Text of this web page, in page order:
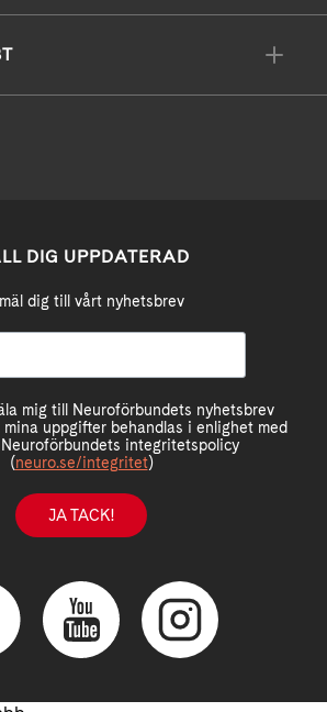
DIG UPPDATERAD
dig till vårt nyhetsbrev
mig till Neuroförbundets nyhetsbrev
uppgifter behandlas i enlighet med
Neuroförbundets integritetspolicy
(neuro.se/integritet)
JA TACK!